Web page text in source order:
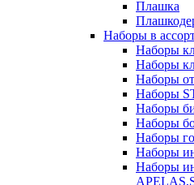
Плашка
Наборы в
Наборы
Наборы
Наборы
Наборы
Наборы
Наборы
Наборы
Наборы
Наборы